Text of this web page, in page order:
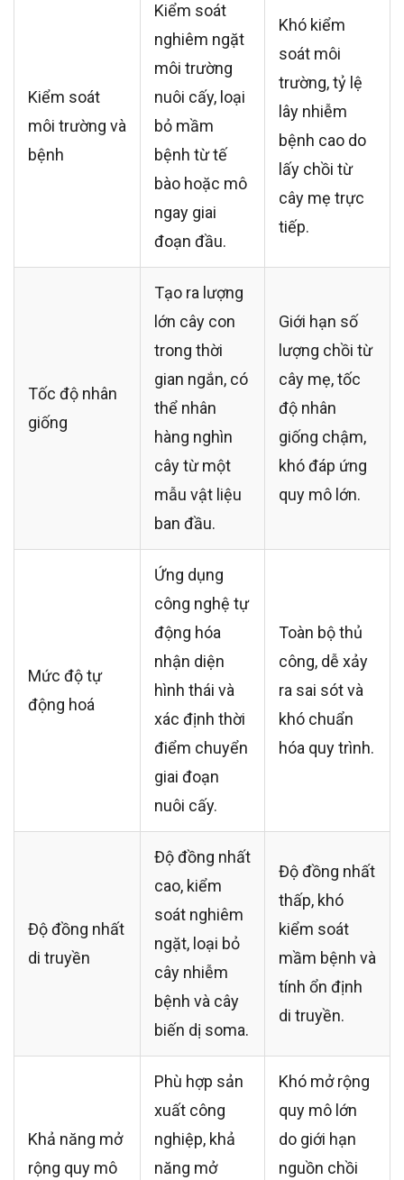
Kiểm soát
môi trường và
bệnh
Kiểm soát
nghiêm ngặt
môi trường
nuôi cấy, loại
bỏ mầm
bệnh từ tế
bào hoặc mô
ngay giai
đoạn đầu.
Khó kiểm
soát môi
trường, tỷ lệ
lây nhiễm
bệnh cao do
lấy chồi từ
cây mẹ trực
tiếp.
Tốc độ nhân
giống
Tạo ra lượng
lớn cây con
trong thời
gian ngắn, có
thể nhân
hàng nghìn
cây từ một
mẫu vật liệu
ban đầu.
Giới hạn số
lượng chồi từ
cây mẹ, tốc
độ nhân
giống chậm,
khó đáp ứng
quy mô lớn.
Mức độ tự
động hoá
Ứng dụng
công nghệ tự
động hóa
nhận diện
hình thái và
xác định thời
điểm chuyển
giai đoạn
nuôi cấy.
Toàn bộ thủ
công, dễ xảy
ra sai sót và
khó chuẩn
hóa quy trình.
Độ đồng nhất
di truyền
Độ đồng nhất
cao, kiểm
soát nghiêm
ngặt, loại bỏ
cây nhiễm
bệnh và cây
biến dị soma.
Độ đồng nhất
thấp, khó
kiểm soát
mầm bệnh và
tính ổn định
di truyền.
Khả năng mở
rộng quy mô
Phù hợp sản
xuất công
nghiệp, khả
năng mở
Khó mở rộng
quy mô lớn
do giới hạn
nguồn chồi